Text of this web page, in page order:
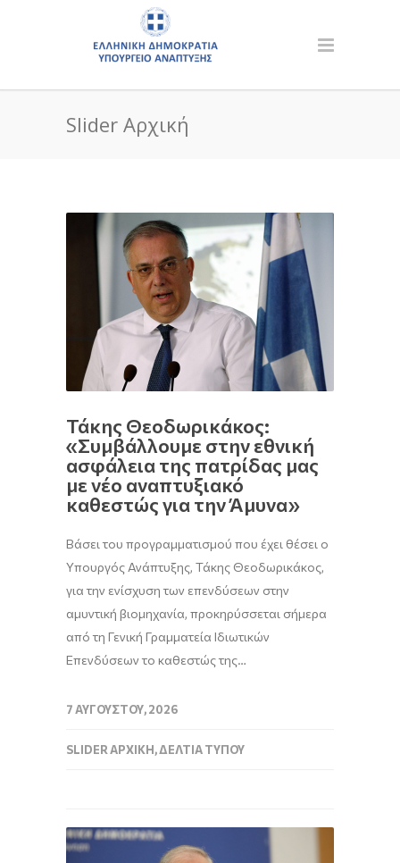
Slider Αρχική
Τάκης Θεοδωρικάκος:
«Συμβάλλουμε στην εθνική
ασφάλεια της πατρίδας μας
με νέο αναπτυξιακό
καθεστώς για την Άμυνα»
Βάσει του προγραμματισμού που έχει θέσει ο
Υπουργός Ανάπτυξης, Τάκης Θεοδωρικάκος,
για την ενίσχυση των επενδύσεων στην
αμυντική βιομηχανία, προκηρύσσεται σήμερα
από τη Γενική Γραμματεία Ιδιωτικών
Επενδύσεων το καθεστώς της…
7 ΑΥΓΟΎΣΤΟΥ, 2026
SLIDER ΑΡΧΙΚΉ,ΔΕΛΤΊΑ ΤΎΠΟΥ